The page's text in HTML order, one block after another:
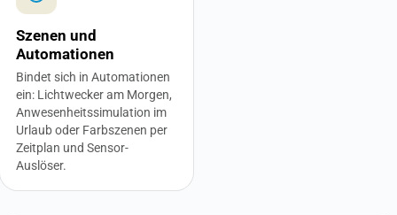
Szenen und
Automationen
Bindet sich in Automationen
ein: Lichtwecker am Morgen,
Anwesenheitssimulation im
Urlaub oder Farbszenen per
Zeitplan und Sensor-
Auslöser.